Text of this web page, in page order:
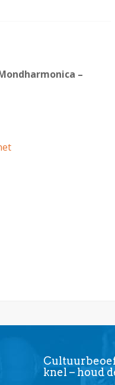
–
knel – houd